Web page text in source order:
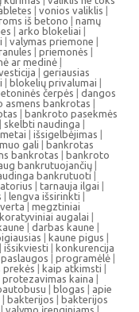
| vonios valiklis |
iš betono | namų
| arko blokeliai |
| valymas priemone |
| priemonės |
ar medinė |
| geriausias
| blokelių privalumai |
čerpės | dangos
asmens bankrotas |
| bankroto pasekmės
| skelbti naudinga |
| išsigelbėjimas |
gali | bankrotas
bankrotas | bankroto
bankrutuojančių |
bankrutuoti |
| tarnauja ilgai |
| lengva išsirinkti |
| megztiniai
augalai |
| darbas kaune |
| kaune pigus |
| išsikviesti | konkurencija
paslaugos | programėlė |
prekės | kaip atkimsti |
protezavimas kaina |
| blogas | apie
| bakterijos | bakterijos
| valymo įrenginiams |